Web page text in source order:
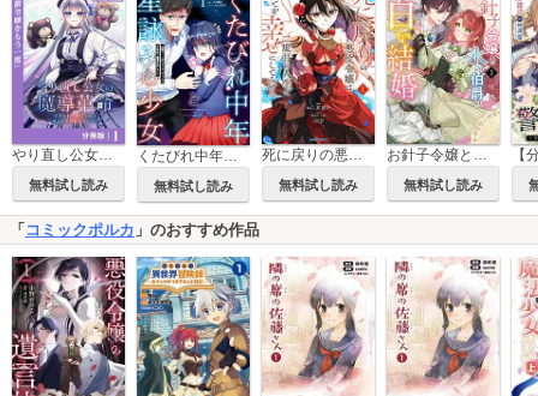
やり直し公女の魔導革命～処刑された悪役令嬢は滅びる家門を立てなおす～【分冊版】（ポルカコミックス）
無料試し読み 無料試し読み
死に戻りの悪役令嬢は、二度目の人生ですべてを幸せにしてみせる
無料試し読み 無料試し読み
「コミックポルカ 」のおすすめ作品